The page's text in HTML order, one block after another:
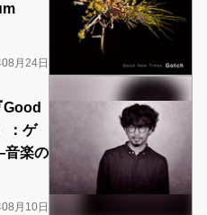
月24日
：ゲ
音楽の
月10日